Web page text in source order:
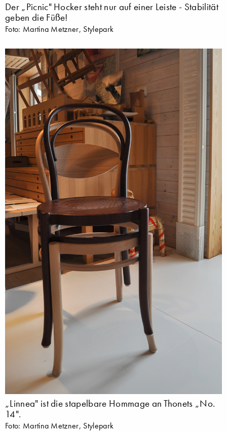
Der „Picnic" Hocker steht nur auf einer Leiste - Stabilität
geben die Füße!
Foto: Martina Metzner, Stylepark
„Linnea" ist die stapelbare Hommage an Thonets „No.
14".
Foto: Martina Metzner, Stylepark